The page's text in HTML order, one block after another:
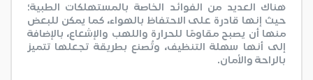
هناك العديد من الفوائد الخاصة بالمستهلكات الطبية؛
حيث إنها قادرة على الاحتفاظ بالهواء، كما يمكن للبعض
منها أن يصبح مقاومًا للحرارة واللهب والإشعاع، بالإضافة
إلى أنها سهلة التنظيف، وتُصنع بطريقة تجعلها تتميز
بالراحة والأمان.